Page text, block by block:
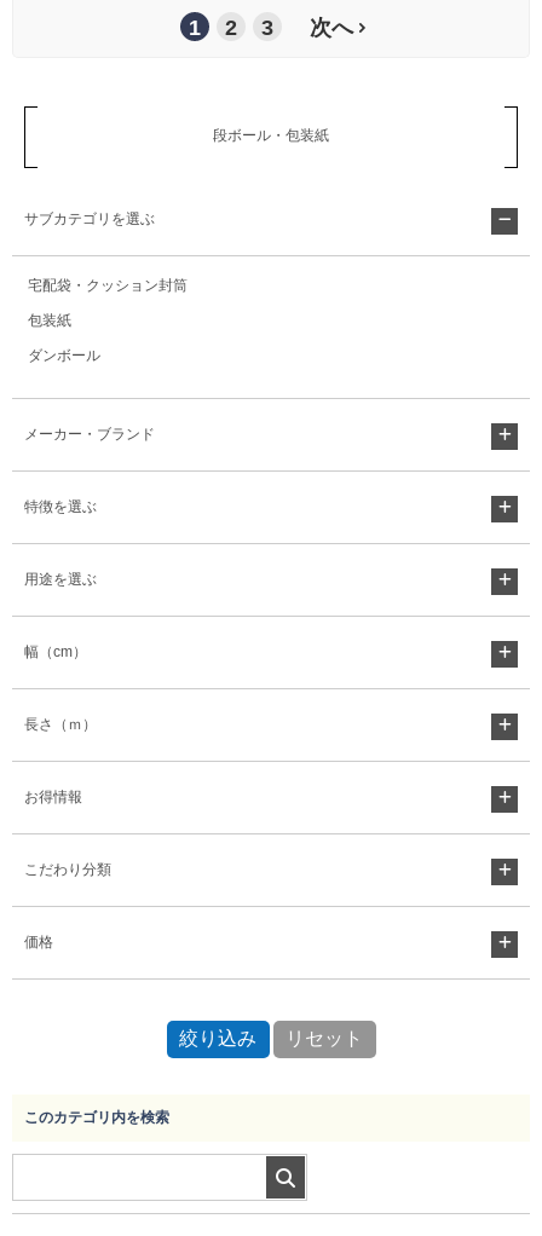
1 2 3 次へ
段ボール・包装紙
サブカテゴリを選ぶ
宅配袋・クッション封筒
包装紙
ダンボール
メーカー・ブランド
特徴を選ぶ
用途を選ぶ
幅（cm）
長さ（ｍ）
お得情報
こだわり分類
価格
このカテゴリ内を検索